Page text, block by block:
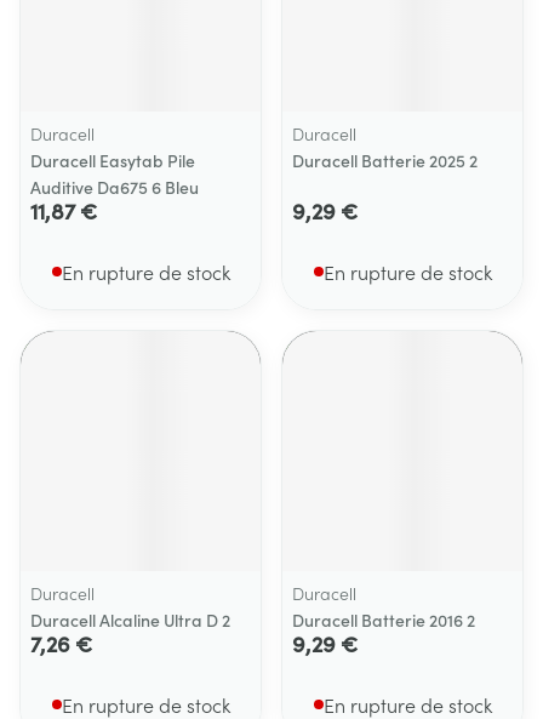
Duracell
Duracell Easytab Pile
Auditive Da675 6 Bleu
11,87 €
En rupture de stock
Duracell
Duracell Batterie 2025 2
9,29 €
En rupture de stock
Duracell
Duracell Alcaline Ultra D 2
7,26 €
En rupture de stock
Duracell
Duracell Batterie 2016 2
9,29 €
En rupture de stock